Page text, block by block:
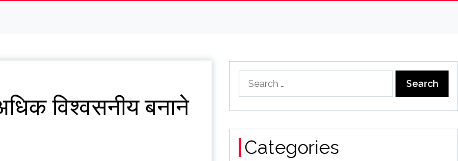
विश्वसनीय बनाने
for:
Categories